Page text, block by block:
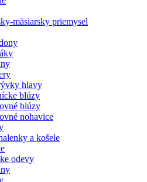
mäsiarsky priemysel
hlavy
blúzy
blúzy
nohavice
a košele
odevy